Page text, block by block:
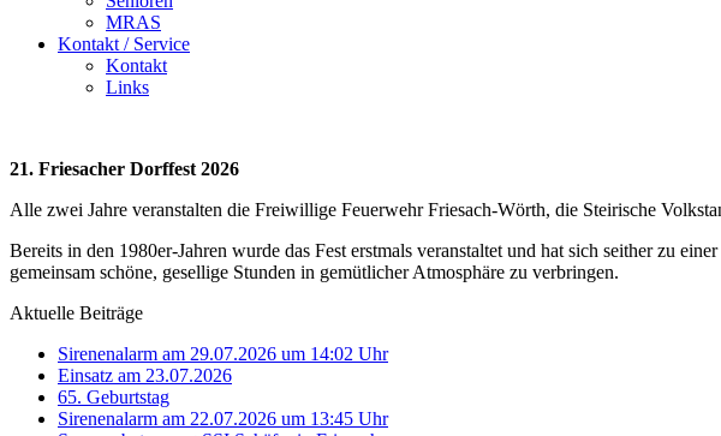
MRAS
Kontakt / Service
Kontakt
Links
21. Friesacher Dorffest 2026
Alle zwei Jahre veranstalten die Freiwillige Feuerwehr Friesach-Wörth, die Steirische
Bereits in den 1980er-Jahren wurde das Fest erstmals veranstaltet und hat sich seither zu
gemeinsam schöne, gesellige Stunden in gemütlicher Atmosphäre zu verbringen.
Aktuelle Beiträge
Sirenenalarm am 29.07.2026 um 14:02 Uhr
Einsatz am 23.07.2026
65. Geburtstag
Sirenenalarm am 22.07.2026 um 13:45 Uhr